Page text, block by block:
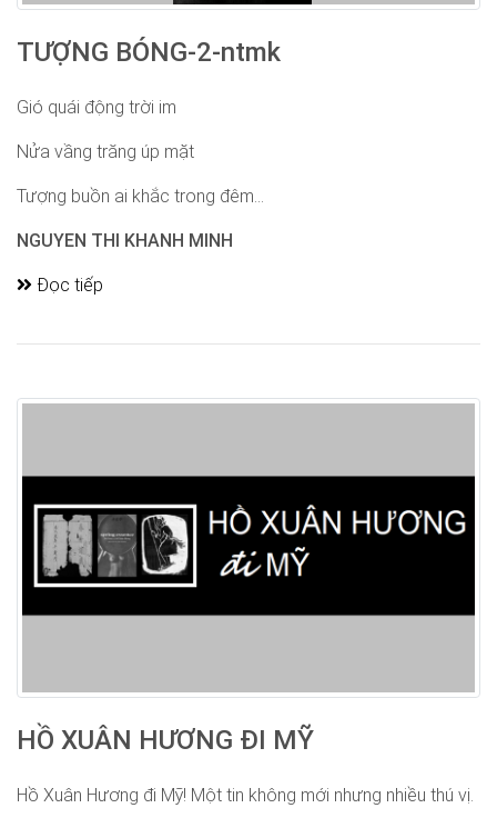
TƯỢNG BÓNG-2-ntmk
Gió quái động trời im
Nửa vầng trăng úp mặt
Tượng buồn ai khắc trong đêm...
NGUYEN THI KHANH MINH
Đọc tiếp
HỒ XUÂN HƯƠNG ĐI MỸ
Hồ Xuân Hương đi Mỹ! Một tin không mới nhưng nhiều thú vị.